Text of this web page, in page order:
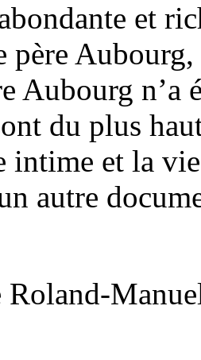
et
père
Aubourg n’a
du plus
intime et la
autre